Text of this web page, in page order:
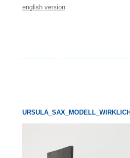
english version